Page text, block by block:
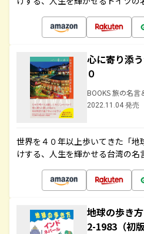
心に寄り添
０
BOOKS 旅の名言
2022.11.04 発売
世界を４０年以上歩いてきた「
けする、人生を輝かせる台湾の名
地球の歩き
2-1983（初